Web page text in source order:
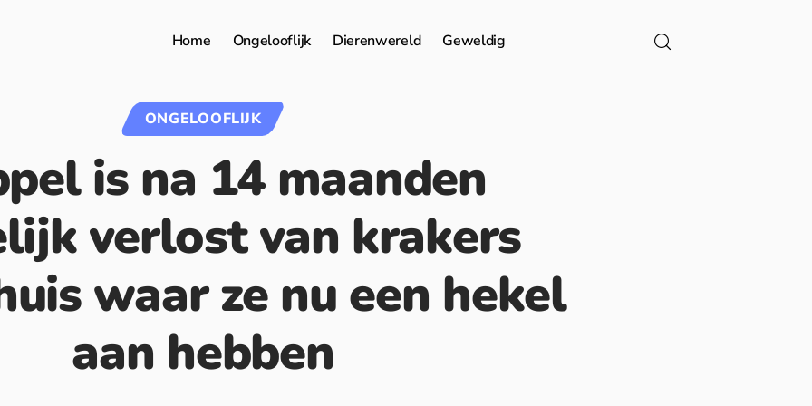
Home Ongelooflijk Dierenwereld Geweldig
ONGELOOFLIJK
is na 14 maanden
verlost van krakers
waar ze nu een hekel
aan hebben